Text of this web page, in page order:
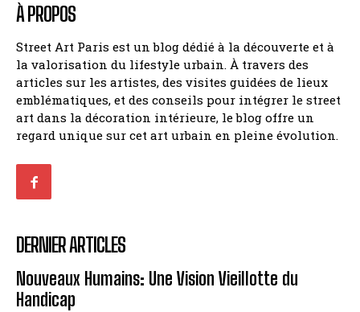
À PROPOS
Street Art Paris est un blog dédié à la découverte et à
la valorisation du lifestyle urbain. À travers des
articles sur les artistes, des visites guidées de lieux
emblématiques, et des conseils pour intégrer le street
art dans la décoration intérieure, le blog offre un
regard unique sur cet art urbain en pleine évolution.
DERNIER ARTICLES
Nouveaux Humains: Une Vision Vieillotte du
Handicap